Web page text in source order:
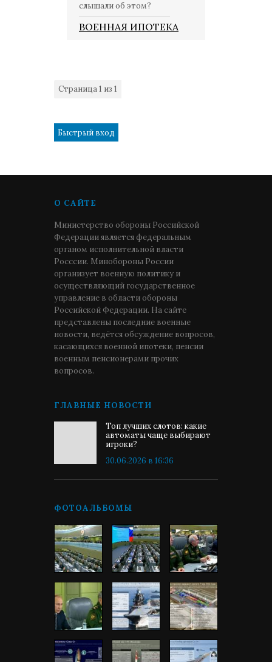
слышали об этом?
ВОЕННАЯ ИПОТЕКА
Страница1 из 1
О САЙТЕ
Министерство обороны Российской
Федерации является федеральным
органом исполнительной власти
Росссии. Минобороны России
организует военную политику и
осуществляющий государственное
управление в области обороны
Российской Федерации. На сайте
представлены последние военные
новости, ведётся обсуждение вопросов,
касающихся военной ипотеки, пенсии
военным пенсионерами прочих
вопросов.
ГЛАВНЫЕ НОВОСТИ
Топ лучших слотов: какие
автоматы чаще выбирают
игроки?
30.06.2026 в 16:36
ФОТОАЛЬБОМЫ